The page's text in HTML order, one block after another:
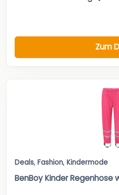
Zum
Deals, Fashion, Kindermode
BenBoy Kinder Regenhose